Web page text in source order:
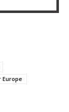
Europe